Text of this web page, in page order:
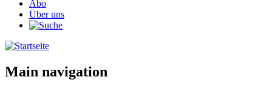
Abo
Über uns
Main navigation